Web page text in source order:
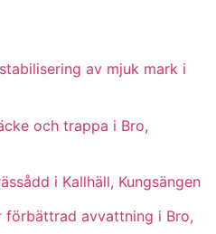
av mjuk mark i
och trappa i Bro,
i Kallhäll, Kungsängen
förbättrad avvattning i Bro,